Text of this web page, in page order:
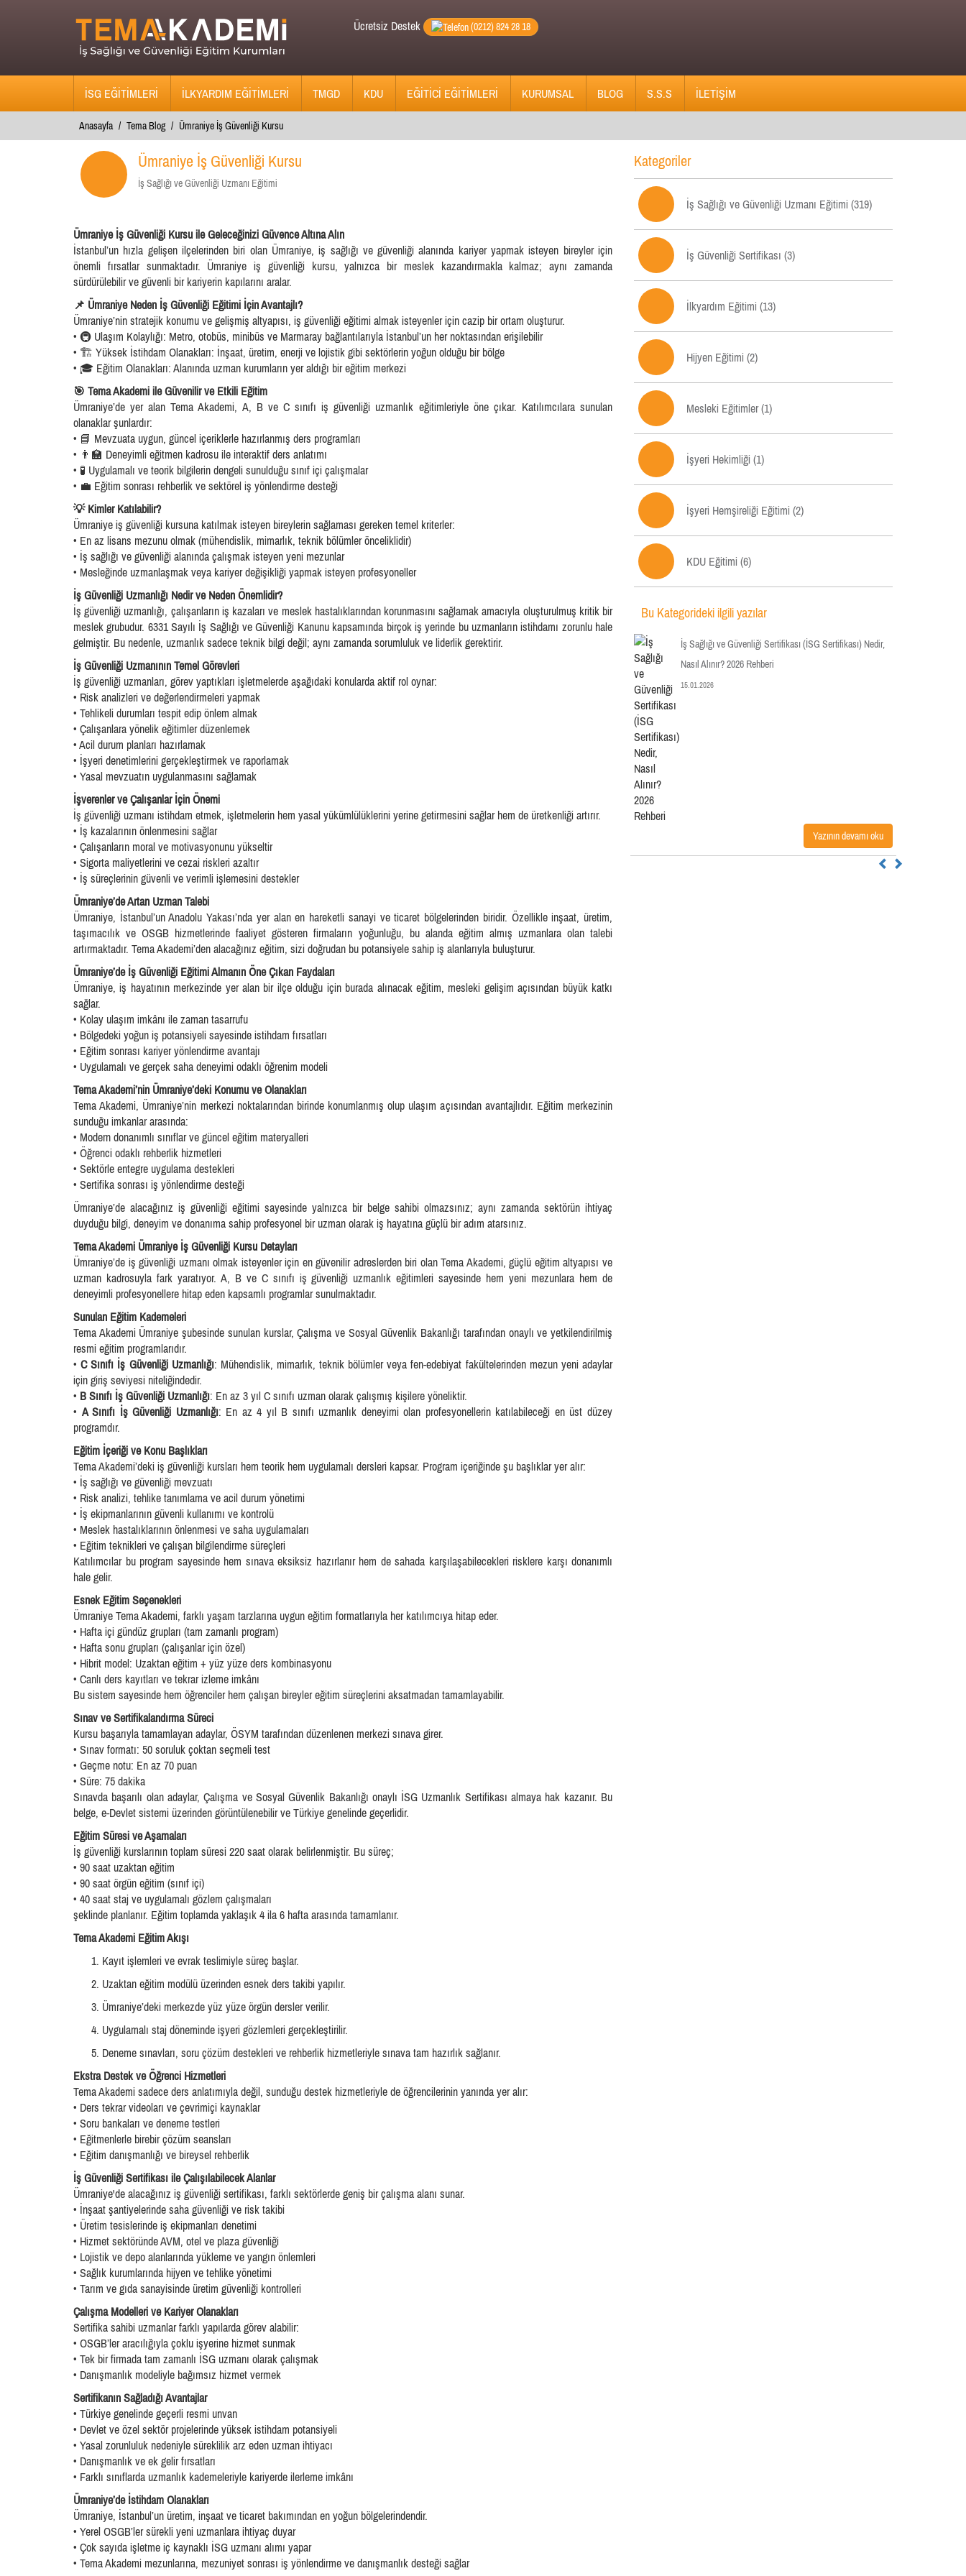
Ücretsiz Destek
İSG EĞİTİMLERİ İLKYARDIM EĞİTİMLERİ TMGD KDU EĞİTİCİ EĞİTİMLERİ KURUMSAL BLOG S.S.S İLETİŞİM
Anasayfa Tema Blog Ümraniye İş Güvenliği Kursu
Ümraniye İş Güvenliği Kursu
İş Sağlığı ve Güvenliği Uzmanı Eğitimi
Ümraniye İş Güvenliği Kursu ile Geleceğinizi Güvence Altına Alın
İstanbul’un hızla gelişen ilçelerinden biri olan Ümraniye, iş sağlığı ve güvenliği alanında kariyer yapmak isteyen bireyler için
önemli fırsatlar sunmaktadır. Ümraniye iş güvenliği kursu, yalnızca bir meslek kazandırmakla kalmaz; aynı zamanda
sürdürülebilir ve güvenli bir kariyerin kapılarını aralar.
📌 Ümraniye Neden İş Güvenliği Eğitimi İçin Avantajlı?
Ümraniye’nin stratejik konumu ve gelişmiş altyapısı, iş güvenliği eğitimi almak isteyenler için cazip bir ortam oluşturur.
• 🚇 Ulaşım Kolaylığı: Metro, otobüs, minibüs ve Marmaray bağlantılarıyla İstanbul’un her noktasından erişilebilir
• 🏗️ Yüksek İstihdam Olanakları: İnşaat, üretim, enerji ve lojistik gibi sektörlerin yoğun olduğu bir bölge
• 🎓 Eğitim Olanakları: Alanında uzman kurumların yer aldığı bir eğitim merkezi
🎯 Tema Akademi ile Güvenilir ve Etkili Eğitim
Ümraniye’de yer alan Tema Akademi, A, B ve C sınıfı iş güvenliği uzmanlık eğitimleriyle öne çıkar. Katılımcılara sunulan
olanaklar şunlardır:
• 📘 Mevzuata uygun, güncel içeriklerle hazırlanmış ders programları
• 👨‍🏫 Deneyimli eğitmen kadrosu ile interaktif ders anlatımı
• 🧪 Uygulamalı ve teorik bilgilerin dengeli sunulduğu sınıf içi çalışmalar
• 💼 Eğitim sonrası rehberlik ve sektörel iş yönlendirme desteği
💡 Kimler Katılabilir?
Ümraniye iş güvenliği kursuna katılmak isteyen bireylerin sağlaması gereken temel kriterler:
• En az lisans mezunu olmak (mühendislik, mimarlık, teknik bölümler önceliklidir)
• İş sağlığı ve güvenliği alanında çalışmak isteyen yeni mezunlar
• Mesleğinde uzmanlaşmak veya kariyer değişikliği yapmak isteyen profesyoneller
İş Güvenliği Uzmanlığı Nedir ve Neden Önemlidir?
İş güvenliği uzmanlığı, çalışanların iş kazaları ve meslek hastalıklarından korunmasını sağlamak amacıyla oluşturulmuş kritik bir
meslek grubudur. 6331 Sayılı İş Sağlığı ve Güvenliği Kanunu kapsamında birçok iş yerinde bu uzmanların istihdamı zorunlu hale
gelmiştir. Bu nedenle, uzmanlık sadece teknik bilgi değil; aynı zamanda sorumluluk ve liderlik gerektirir.
İş Güvenliği Uzmanının Temel Görevleri
İş güvenliği uzmanları, görev yaptıkları işletmelerde aşağıdaki konularda aktif rol oynar:
• Risk analizleri ve değerlendirmeleri yapmak
• Tehlikeli durumları tespit edip önlem almak
• Çalışanlara yönelik eğitimler düzenlemek
• Acil durum planları hazırlamak
• İşyeri denetimlerini gerçekleştirmek ve raporlamak
• Yasal mevzuatın uygulanmasını sağlamak
İşverenler ve Çalışanlar İçin Önemi
İş güvenliği uzmanı istihdam etmek, işletmelerin hem yasal yükümlülüklerini yerine getirmesini sağlar hem de üretkenliği artırır.
• İş kazalarının önlenmesini sağlar
• Çalışanların moral ve motivasyonunu yükseltir
• Sigorta maliyetlerini ve cezai riskleri azaltır
• İş süreçlerinin güvenli ve verimli işlemesini destekler
Ümraniye’de Artan Uzman Talebi
Ümraniye, İstanbul’un Anadolu Yakası’nda yer alan en hareketli sanayi ve ticaret bölgelerinden biridir. Özellikle inşaat, üretim,
taşımacılık ve OSGB hizmetlerinde faaliyet gösteren firmaların yoğunluğu, bu alanda eğitim almış uzmanlara olan talebi
artırmaktadır. Tema Akademi’den alacağınız eğitim, sizi doğrudan bu potansiyele sahip iş alanlarıyla buluşturur.
Ümraniye’de İş Güvenliği Eğitimi Almanın Öne Çıkan Faydaları
Ümraniye, iş hayatının merkezinde yer alan bir ilçe olduğu için burada alınacak eğitim, mesleki gelişim açısından büyük katkı
sağlar.
• Kolay ulaşım imkânı ile zaman tasarrufu
• Bölgedeki yoğun iş potansiyeli sayesinde istihdam fırsatları
• Eğitim sonrası kariyer yönlendirme avantajı
• Uygulamalı ve gerçek saha deneyimi odaklı öğrenim modeli
Tema Akademi’nin Ümraniye’deki Konumu ve Olanakları
Tema Akademi, Ümraniye’nin merkezi noktalarından birinde konumlanmış olup ulaşım açısından avantajlıdır. Eğitim merkezinin
sunduğu imkanlar arasında:
• Modern donanımlı sınıflar ve güncel eğitim materyalleri
• Öğrenci odaklı rehberlik hizmetleri
• Sektörle entegre uygulama destekleri
• Sertifika sonrası iş yönlendirme desteği
Ümraniye’de alacağınız iş güvenliği eğitimi sayesinde yalnızca bir belge sahibi olmazsınız; aynı zamanda sektörün ihtiyaç
duyduğu bilgi, deneyim ve donanıma sahip profesyonel bir uzman olarak iş hayatına güçlü bir adım atarsınız.
Tema Akademi Ümraniye İş Güvenliği Kursu Detayları
Ümraniye’de iş güvenliği uzmanı olmak isteyenler için en güvenilir adreslerden biri olan Tema Akademi, güçlü eğitim altyapısı ve
uzman kadrosuyla fark yaratıyor. A, B ve C sınıfı iş güvenliği uzmanlık eğitimleri sayesinde hem yeni mezunlara hem de
deneyimli profesyonellere hitap eden kapsamlı programlar sunulmaktadır.
Sunulan Eğitim Kademeleri
Tema Akademi Ümraniye şubesinde sunulan kurslar, Çalışma ve Sosyal Güvenlik Bakanlığı tarafından onaylı ve yetkilendirilmiş
resmi eğitim programlarıdır.
•C Sınıfı İş Güvenliği Uzmanlığı: Mühendislik, mimarlık, teknik bölümler veya fen-edebiyat fakültelerinden mezun yeni adaylar
için giriş seviyesi niteliğindedir.
• B Sınıfı İş Güvenliği Uzmanlığı: En az 3 yıl C sınıfı uzman olarak çalışmış kişilere yöneliktir.
• A Sınıfı İş Güvenliği Uzmanlığı: En az 4 yıl B sınıfı uzmanlık deneyimi olan profesyonellerin katılabileceği en üst düzey
programdır.
Eğitim İçeriği ve Konu Başlıkları
Tema Akademi’deki iş güvenliği kursları hem teorik hem uygulamalı dersleri kapsar. Program içeriğinde şu başlıklar yer alır:
• İş sağlığı ve güvenliği mevzuatı
• Risk analizi, tehlike tanımlama ve acil durum yönetimi
• İş ekipmanlarının güvenli kullanımı ve kontrolü
• Meslek hastalıklarının önlenmesi ve saha uygulamaları
• Eğitim teknikleri ve çalışan bilgilendirme süreçleri
Katılımcılar bu program sayesinde hem sınava eksiksiz hazırlanır hem de sahada karşılaşabilecekleri risklere karşı donanımlı
hale gelir.
Esnek Eğitim Seçenekleri
Ümraniye Tema Akademi, farklı yaşam tarzlarına uygun eğitim formatlarıyla her katılımcıya hitap eder.
• Hafta içi gündüz grupları (tam zamanlı program)
• Hafta sonu grupları (çalışanlar için özel)
• Hibrit model: Uzaktan eğitim + yüz yüze ders kombinasyonu
• Canlı ders kayıtları ve tekrar izleme imkânı
Bu sistem sayesinde hem öğrenciler hem çalışan bireyler eğitim süreçlerini aksatmadan tamamlayabilir.
Sınav ve Sertifikalandırma Süreci
Kursu başarıyla tamamlayan adaylar, ÖSYM tarafından düzenlenen merkezi sınava girer.
• Sınav formatı: 50 soruluk çoktan seçmeli test
• Geçme notu: En az 70 puan
• Süre: 75 dakika
Sınavda başarılı olan adaylar, Çalışma ve Sosyal Güvenlik Bakanlığı onaylı İSG Uzmanlık Sertifikası almaya hak kazanır. Bu
belge, e-Devlet sistemi üzerinden görüntülenebilir ve Türkiye genelinde geçerlidir.
Eğitim Süresi ve Aşamaları
İş güvenliği kurslarının toplam süresi 220 saat olarak belirlenmiştir. Bu süreç;
• 90 saat uzaktan eğitim
• 90 saat örgün eğitim (sınıf içi)
• 40 saat staj ve uygulamalı gözlem çalışmaları
şeklinde planlanır. Eğitim toplamda yaklaşık 4 ila 6 hafta arasında tamamlanır.
Tema Akademi Eğitim Akışı
Kayıt işlemleri ve evrak teslimiyle süreç başlar.
Uzaktan eğitim modülü üzerinden esnek ders takibi yapılır.
Ümraniye’deki merkezde yüz yüze örgün dersler verilir.
Uygulamalı staj döneminde işyeri gözlemleri gerçekleştirilir.
Deneme sınavları, soru çözüm destekleri ve rehberlik hizmetleriyle sınava tam hazırlık sağlanır.
Ekstra Destek ve Öğrenci Hizmetleri
Tema Akademi sadece ders anlatımıyla değil, sunduğu destek hizmetleriyle de öğrencilerinin yanında yer alır:
• Ders tekrar videoları ve çevrimiçi kaynaklar
• Soru bankaları ve deneme testleri
• Eğitmenlerle birebir çözüm seansları
• Eğitim danışmanlığı ve bireysel rehberlik
İş Güvenliği Sertifikası ile Çalışılabilecek Alanlar
Ümraniye'de alacağınız iş güvenliği sertifikası, farklı sektörlerde geniş bir çalışma alanı sunar.
• İnşaat şantiyelerinde saha güvenliği ve risk takibi
• Üretim tesislerinde iş ekipmanları denetimi
• Hizmet sektöründe AVM, otel ve plaza güvenliği
• Lojistik ve depo alanlarında yükleme ve yangın önlemleri
• Sağlık kurumlarında hijyen ve tehlike yönetimi
• Tarım ve gıda sanayisinde üretim güvenliği kontrolleri
Çalışma Modelleri ve Kariyer Olanakları
Sertifika sahibi uzmanlar farklı yapılarda görev alabilir:
• OSGB’ler aracılığıyla çoklu işyerine hizmet sunmak
• Tek bir firmada tam zamanlı İSG uzmanı olarak çalışmak
• Danışmanlık modeliyle bağımsız hizmet vermek
Sertifikanın Sağladığı Avantajlar
• Türkiye genelinde geçerli resmi unvan
• Devlet ve özel sektör projelerinde yüksek istihdam potansiyeli
• Yasal zorunluluk nedeniyle süreklilik arz eden uzman ihtiyacı
• Danışmanlık ve ek gelir fırsatları
• Farklı sınıflarda uzmanlık kademeleriyle kariyerde ilerleme imkânı
Ümraniye’de İstihdam Olanakları
Ümraniye, İstanbul’un üretim, inşaat ve ticaret bakımından en yoğun bölgelerindendir.
• Yerel OSGB’ler sürekli yeni uzmanlara ihtiyaç duyar
• Çok sayıda işletme iç kaynaklı İSG uzmanı alımı yapar
• Tema Akademi mezunlarına, mezuniyet sonrası iş yönlendirme ve danışmanlık desteği sağlar
Kategoriler
İş Sağlığı ve Güvenliği Uzmanı Eğitimi (319)
İş Güvenliği Sertifikası (3)
İlkyardım Eğitimi (13)
Hijyen Eğitimi (2)
Mesleki Eğitimler (1)
İşyeri Hekimliği (1)
İşyeri Hemşireliği Eğitimi (2)
KDU Eğitimi (6)
Bu Kategorideki ilgili yazılar
İş Sağlığı ve Güvenliği Sertifikası (İSG Sertifikası) Nedir,
Nasıl Alınır? 2026 Rehberi
15.01.2026
Yazının devamı oku